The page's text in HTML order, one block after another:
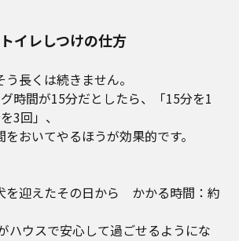
トイレしつけの仕方
長くは続きません。
時間が15分だとしたら、「15分を1
3回」、
おいてやるほうが効果的です。
を迎えたその日から かかる時間：約
ウスで安心して過ごせるようにな